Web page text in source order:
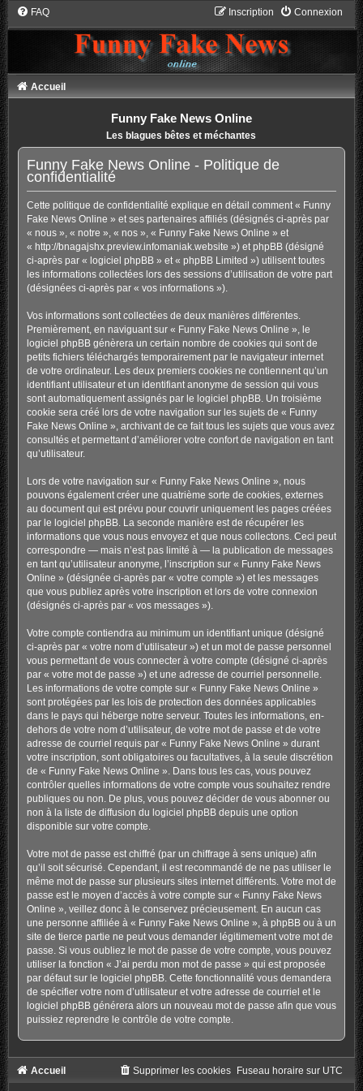
FAQ Connexion
Inscription
Accueil
Funny Fake News Online
Les blagues bêtes et méchantes
Funny Fake News Online - Politique de
confidentialité
Cette politique de confidentialité explique en détail comment « Funny
Fake News Online » et ses partenaires affiliés (désignés ci-après par
« nous », « notre », « nos », « Funny Fake News Online » et
« http://bnagajshx.preview.infomaniak.website ») et phpBB (désigné
ci-après par « logiciel phpBB » et « phpBB Limited ») utilisent toutes
les informations collectées lors des sessions d’utilisation de votre part
(désignées ci-après par « vos informations »).
Vos informations sont collectées de deux manières différentes.
Premièrement, en naviguant sur « Funny Fake News Online », le
logiciel phpBB génèrera un certain nombre de cookies qui sont de
petits fichiers téléchargés temporairement par le navigateur internet
de votre ordinateur. Les deux premiers cookies ne contiennent qu’un
identifiant utilisateur et un identifiant anonyme de session qui vous
sont automatiquement assignés par le logiciel phpBB. Un troisième
cookie sera créé lors de votre navigation sur les sujets de « Funny
Fake News Online », archivant de ce fait tous les sujets que vous avez
consultés et permettant d’améliorer votre confort de navigation en tant
qu’utilisateur.
Lors de votre navigation sur « Funny Fake News Online », nous
pouvons également créer une quatrième sorte de cookies, externes
au document qui est prévu pour couvrir uniquement les pages créées
par le logiciel phpBB. La seconde manière est de récupérer les
informations que vous nous envoyez et que nous collectons. Ceci peut
correspondre — mais n’est pas limité à — la publication de messages
en tant qu’utilisateur anonyme, l’inscription sur « Funny Fake News
Online » (désignée ci-après par « votre compte ») et les messages
que vous publiez après votre inscription et lors de votre connexion
(désignés ci-après par « vos messages »).
Votre compte contiendra au minimum un identifiant unique (désigné
ci-après par « votre nom d’utilisateur ») et un mot de passe personnel
vous permettant de vous connecter à votre compte (désigné ci-après
par « votre mot de passe ») et une adresse de courriel personnelle.
Les informations de votre compte sur « Funny Fake News Online »
sont protégées par les lois de protection des données applicables
dans le pays qui héberge notre serveur. Toutes les informations, en-
dehors de votre nom d’utilisateur, de votre mot de passe et de votre
adresse de courriel requis par « Funny Fake News Online » durant
votre inscription, sont obligatoires ou facultatives, à la seule discrétion
de « Funny Fake News Online ». Dans tous les cas, vous pouvez
contrôler quelles informations de votre compte vous souhaitez rendre
publiques ou non. De plus, vous pouvez décider de vous abonner ou
non à la liste de diffusion du logiciel phpBB depuis une option
disponible sur votre compte.
Votre mot de passe est chiffré (par un chiffrage à sens unique) afin
qu’il soit sécurisé. Cependant, il est recommandé de ne pas utiliser le
même mot de passe sur plusieurs sites internet différents. Votre mot de
passe est le moyen d’accès à votre compte sur « Funny Fake News
Online », veillez donc à le conservez précieusement. En aucun cas
une personne affiliée à « Funny Fake News Online », à phpBB ou à un
site de tierce partie ne peut vous demander légitimement votre mot de
passe. Si vous oubliez le mot de passe de votre compte, vous pouvez
utiliser la fonction « J’ai perdu mon mot de passe » qui est proposée
par défaut sur le logiciel phpBB. Cette fonctionnalité vous demandera
de spécifier votre nom d’utilisateur et votre adresse de courriel et le
logiciel phpBB générera alors un nouveau mot de passe afin que vous
puissiez reprendre le contrôle de votre compte.
Accueil Fuseau horaire sur UTC
Supprimer les cookies